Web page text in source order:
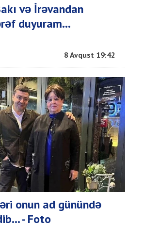
və İrəvandan
duyuram...
8 Avqust 19:42
onun ad günündə
- Foto